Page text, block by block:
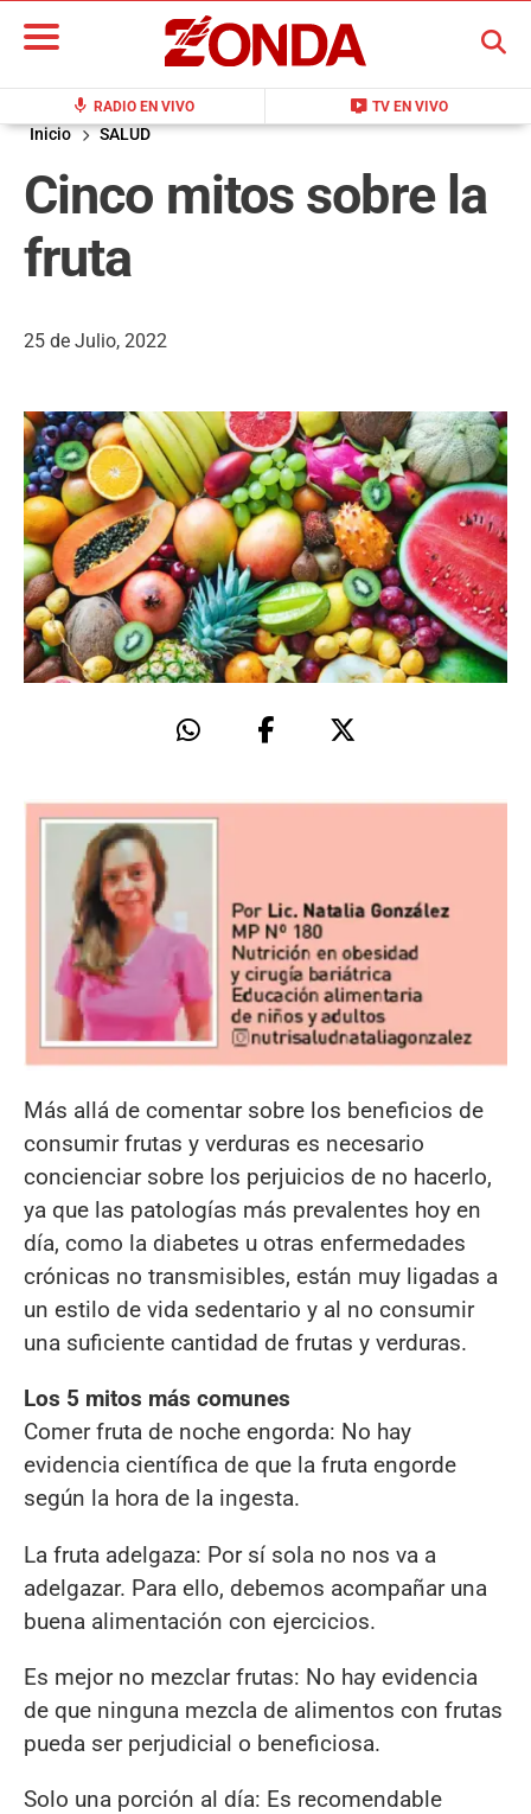
mic RADIO EN VIVO live_tv TV EN VIVO
BUSCAR
Inicio SALUD
Cinco mitos sobre la
fruta
25 de Julio, 2022
Más allá de comentar sobre los beneficios de
consumir frutas y verduras es necesario
concienciar sobre los perjuicios de no hacerlo,
ya que las patologías más prevalentes hoy en
día, como la diabetes u otras enfermedades
crónicas no transmisibles, están muy ligadas a
un estilo de vida sedentario y al no consumir
una suficiente cantidad de frutas y verduras.
Los 5 mitos más comunes
Comer fruta de noche engorda: No hay
evidencia científica de que la fruta engorde
según la hora de la ingesta.
La fruta adelgaza: Por sí sola no nos va a
adelgazar. Para ello, debemos acompañar una
buena alimentación con ejercicios.
Es mejor no mezclar frutas: No hay evidencia
de que ninguna mezcla de alimentos con frutas
pueda ser perjudicial o beneficiosa.
Solo una porción al día: Es recomendable